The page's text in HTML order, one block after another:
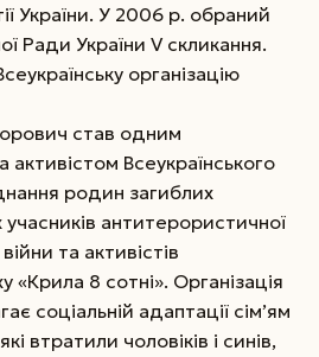
України. У 2006 р. обраний
Ради України V скликання.
організацію
став одним
активістом Всеукраїнського
родин загиблих
учасників антитерористичної
та активістів
«Крила 8 сотні». Організація
соціальній адаптації сім’ям
втратили чоловіків і синів,